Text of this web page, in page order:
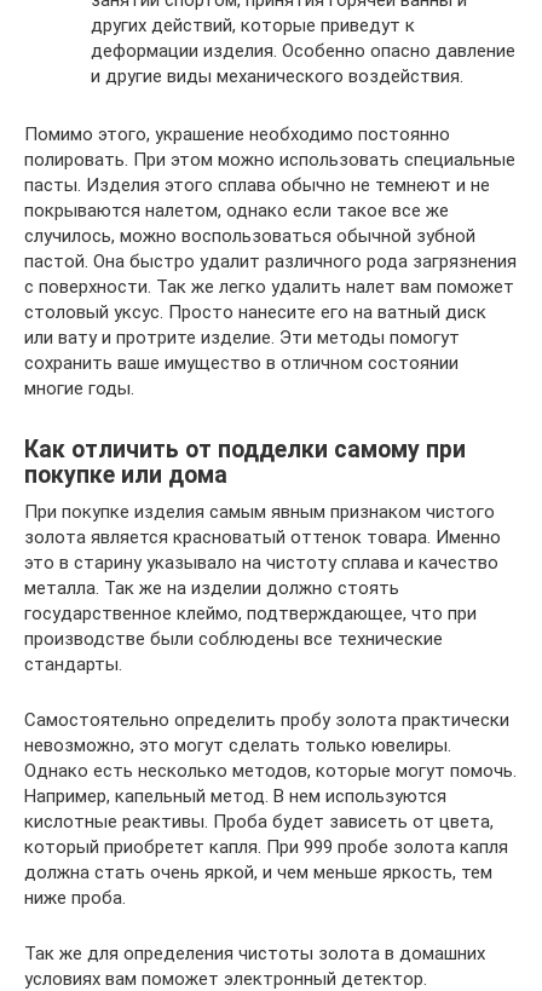
других действий, которые приведут к
деформации изделия. Особенно опасно давление
и другие виды механического воздействия.
Помимо этого, украшение необходимо постоянно
полировать. При этом можно использовать специальные
пасты. Изделия этого сплава обычно не темнеют и не
покрываются налетом, однако если такое все же
случилось, можно воспользоваться обычной зубной
пастой. Она быстро удалит различного рода загрязнения
с поверхности. Так же легко удалить налет вам поможет
столовый уксус. Просто нанесите его на ватный диск
или вату и протрите изделие. Эти методы помогут
сохранить ваше имущество в отличном состоянии
многие годы.
Как отличить от подделки самому при
покупке или дома
При покупке изделия самым явным признаком чистого
золота является красноватый оттенок товара. Именно
это в старину указывало на чистоту сплава и качество
металла. Так же на изделии должно стоять
государственное клеймо, подтверждающее, что при
производстве были соблюдены все технические
стандарты.
Самостоятельно определить пробу золота практически
невозможно, это могут сделать только ювелиры.
Однако есть несколько методов, которые могут помочь.
Например, капельный метод. В нем используются
кислотные реактивы. Проба будет зависеть от цвета,
который приобретет капля. При 999 пробе золота капля
должна стать очень яркой, и чем меньше яркость, тем
ниже проба.
Так же для определения чистоты золота в домашних
условиях вам поможет электронный детектор.